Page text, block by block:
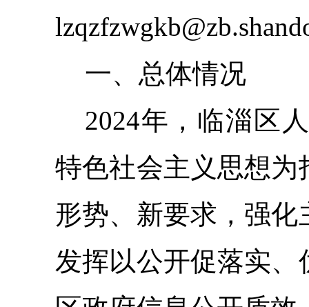
一、 总体情况
2024年，临淄区
特色社会主义思想
形势、新要求，强
发挥以公开促落实